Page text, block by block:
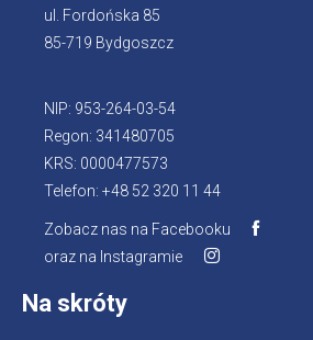
ul. Fordońska 85
85-719 Bydgoszcz
NIP: 953-264-03-54
Regon: 341480705
KRS: 0000477573
Telefon: +48 52 320 11 44
Zobacz nas na Facebooku
oraz na Instagramie
Na skróty